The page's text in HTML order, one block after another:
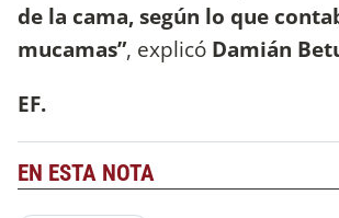
de la cama, según lo que
mucamas”, explicó Damián
EF.
EN ESTA NOTA